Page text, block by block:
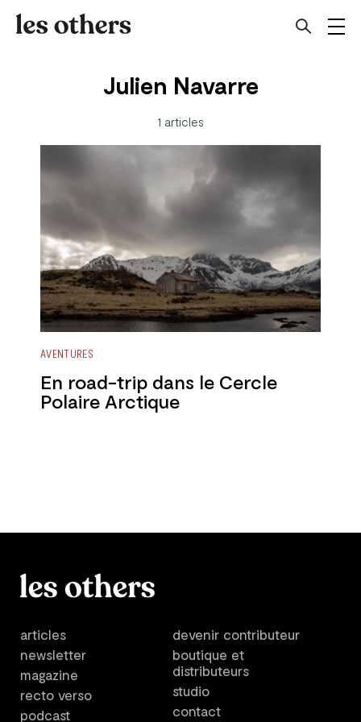
Julien Navarre
1 articles
AVENTURES
En road-trip dans le Cercle
Polaire Arctique
articles
newsletter
magazine
recto verso
podcast
devenir contributeur
boutique et
distributeurs
studio
contact